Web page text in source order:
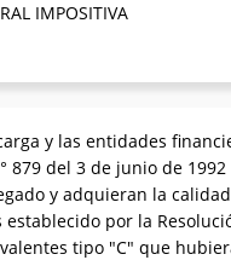
IMPOSITIVA
y las entidades
del 3 de junio de
y adquieran la
por la
tipo "C" que